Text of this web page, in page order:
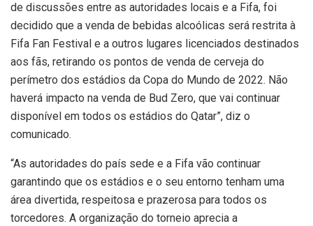
de discussões entre as autoridades locais e a Fifa, foi
decidido que a venda de bebidas alcoólicas será restrita à
Fifa Fan Festival e a outros lugares licenciados destinados
aos fãs, retirando os pontos de venda de cerveja do
perímetro dos estádios da Copa do Mundo de 2022. Não
haverá impacto na venda de Bud Zero, que vai continuar
disponível em todos os estádios do Qatar”, diz o
comunicado.
“As autoridades do país sede e a Fifa vão continuar
garantindo que os estádios e o seu entorno tenham uma
área divertida, respeitosa e prazerosa para todos os
torcedores. A organização do torneio aprecia a